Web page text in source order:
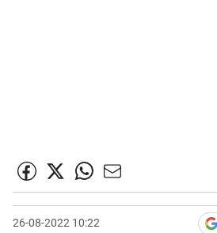
26-08-2022 10:22